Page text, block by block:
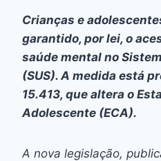
e
b
o
o
k
s
e
n
g
er
s
A
p
p
a
d
s
p
y
Li
n
k
Crianças e
garantido, por lei, o
saúde mental no
(SUS). A medida está
15.413, que altera o
Adolescente (ECA).
A nova legislação,